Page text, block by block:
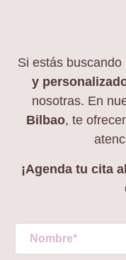
Si estás buscando
y
nosotras. En
Bilbao, te
¡Agenda tu cita